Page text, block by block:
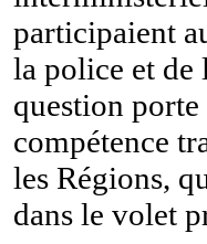
participaient
la police et de
question
compétence
les Régions,
dans le volet